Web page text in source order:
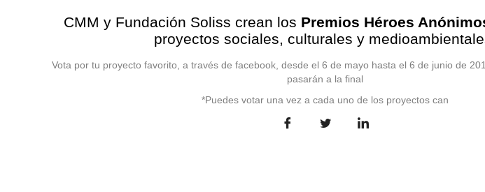
CMM y Fundación Soliss crean los Premios Héroes
proyectos sociales, culturales y
Vota por tu proyecto favorito, a través de facebook, desde el 6 de mayo hasta el 6 de junio de
pasarán a la final
*Puedes votar una vez a cada uno de los proyectos can